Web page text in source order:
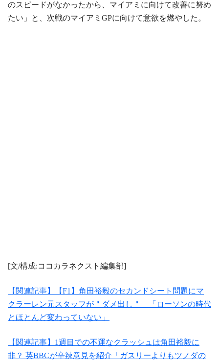
のスピードがなかったから、マイアミに向けて改善に努め
たい」と、次戦のマイアミGPに向けて意欲を燃やした。
[文/構成:ココカラネクスト編集部]
【関連記事】【F1】角田裕毅のセカンドシート問題にマ
クラーレン元スタッフが＂ダメ出し＂ 「ローソンの時代
とほとんど変わっていない」
【関連記事】1週目での不運なクラッシュは角田裕毅に
非？ 英BBCが辛辣意見を紹介「ガスリーよりもツノダの